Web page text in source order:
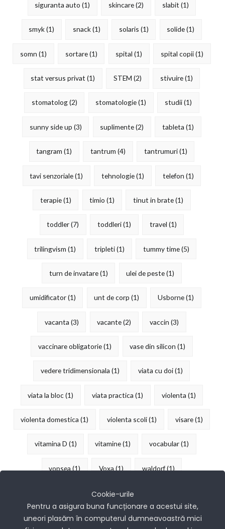
siguranta auto (1) skincare(2) slabit (1)
smyk(1) snack(1) solaris (1) solide(1)
somn (1) sortare(1) spital (1) spital copii(1)
stat versus privat (1) STEM (2) stivuire(1)
stomatolog(2) stomatologie(1) studii(1)
sunny side up (3) suplimente(2) tableta (1)
tangram (1) tantrum (4) tantrumuri(1)
tavi senzoriale(1) tehnologie(1) telefon (1)
terapie(1) timio (1) tinut in brate(1)
toddler(7) toddleri(1) travel (1)
trilingvism (1) tripleti(1) tummy time(5)
turn de invatare(1) ulei de peste(1)
umidificator(1) unt de corp (1) Usborne(1)
vacanta (3) vacante(2) vaccin (3)
vaccinare obligatorie(1) vase din silicon (1)
vedere tridimensionala (1) viata cu doi(1)
viata la bloc(1) viata practica (1) violenta (1)
violenta domestica (1) violenta scoli(1) visare(1)
vitamina D (1) vitamine(1) vocabular(1)
vopsea (1) Voxa (1) waldorf(1)
îndemânare(15)
Cookie-urile
Pentru a asigura buna funcționare a acestui site,
uneori plasăm în computerul dumneavoastră mici